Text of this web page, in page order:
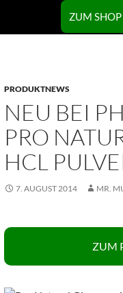
ZUM SHOP
PRODUKTNEWS
NEU BEI
PRO
HCL
7. AUGUST 2014 MR.
ZUM